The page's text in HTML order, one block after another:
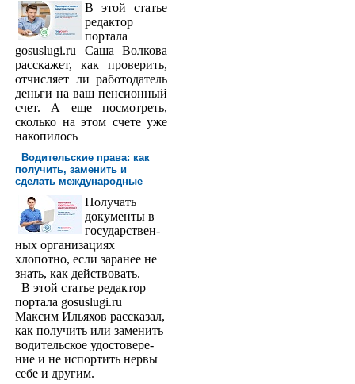
В этой статье
редактор
порта­ла
gosuslugi.ru Саша Волкова
расскажет, как проверить,
отчисляет ли работодатель
деньги на ваш пенсионный
счет. А еще посмотреть,
сколько на этом счете уже
накопилось
Водительские права: как
получить, заменить и
сделать международ­ные
Получать
доку­менты в
государствен­
ных организациях
хлопотно, если заранее не
знать, как действовать.
В этой статье редактор
портала gosuslugi.ru
Максим Ильяхов рассказал,
как получить или заменить
водительское удостовере­
ние и не испортить нервы
себе и другим.